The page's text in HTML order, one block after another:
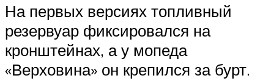
На первых версиях топливный
резервуар фиксировался на
кронштейнах, а у мопеда
«Верховина» он крепился за бурт.